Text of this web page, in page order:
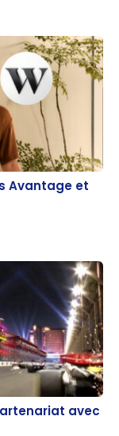
et
Avantage et
avec
avec